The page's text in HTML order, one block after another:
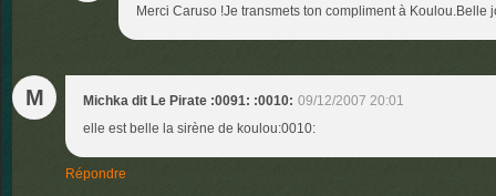
Merci Caruso !Je transmets ton compliment à
M Michka dit Le Pirate :0091: :0010: 09/12/2007 20:01
elle est belle la sirène de koulou:0010:
Répondre